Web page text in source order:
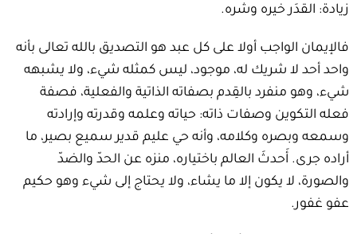
زيادة: القدَر خيره وشره.
فالإيمان الواجب أولا على كل عبد هو التصديق بالله تعالى بأنه
واحد أحد لا شريك له، موجود، ليس كمثله شيء، ولا يشبهه
شيء، وهو منفرد بالقِدم بصفاته الذاتية والفعلية، فصفة
فعله التكوين وصفات ذاته: حياته وعلمه وقدرته وإرادته
وسمعه وبصره وكلامه، وأنه حي عليم قدير سميع بصير، ما
أراده جرى. أَحدثَ العالم باختياره، منزه عن الحدّ والضدّ
والصورة، لا يكون إلا ما يشاء، ولا يحتاج إلى شيء وهو حكيم
عفو غفور.